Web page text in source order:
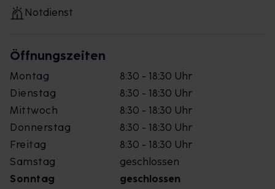
Notdienst
Öffnungszeiten
Montag
8:30 - 18:30 Uhr
Dienstag
8:30 - 18:30 Uhr
Mittwoch
8:30 - 18:30 Uhr
Donnerstag
8:30 - 18:30 Uhr
Freitag
8:30 - 18:30 Uhr
Samstag
geschlossen
Sonntag
geschlossen